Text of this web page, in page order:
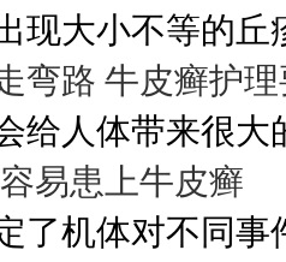
现大小不等的丘
弯路 牛皮癣护
人体带来很大
易患上牛皮癣
机体对不同事